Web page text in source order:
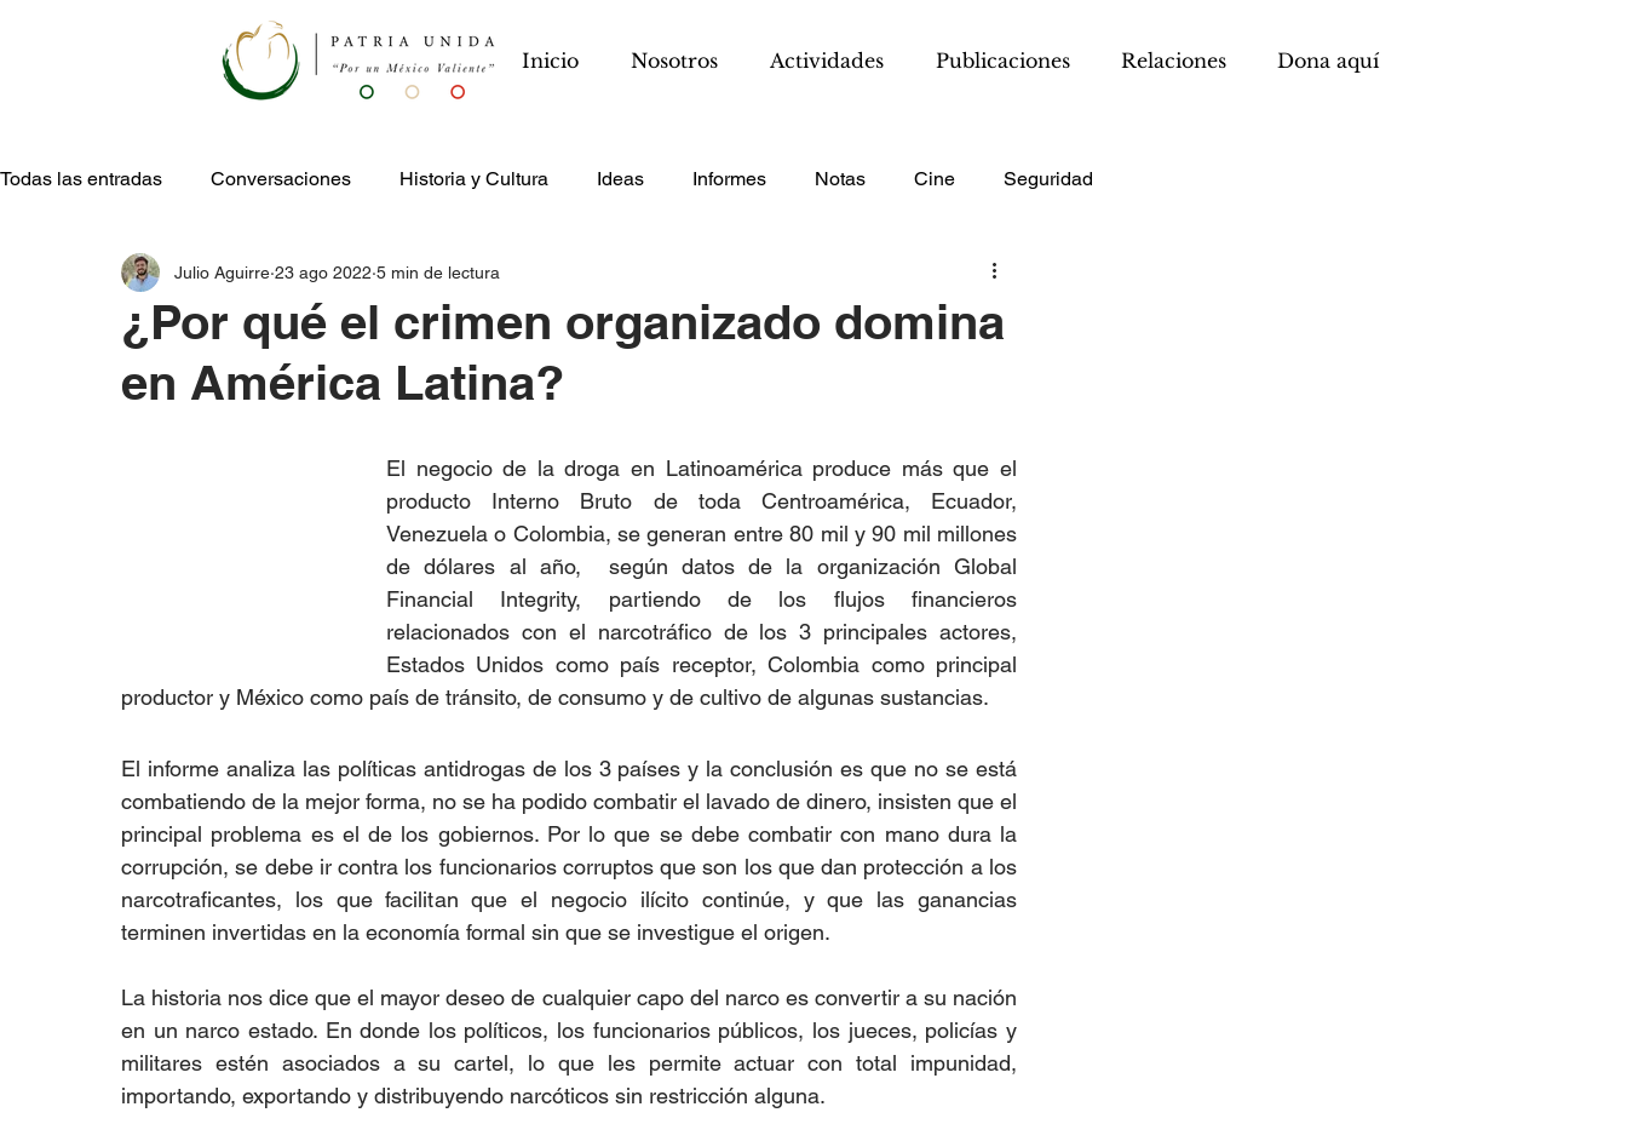
Inicio Nosotros Actividades Publicaciones Relaciones Dona aquí
Todas las entradas Conversaciones Historia y Cultura Ideas Informes Notas Cine Seguridad
Publicaciones Entretenimiento
¿Por qué el crimen organizado domina
en América Latina?
Julio Aguirre 23 ago 2022 5 min de lectura
El negocio de la droga en Latinoamérica produce más que el
producto Interno Bruto de toda Centroamérica, Ecuador,
Venezuela o Colombia, se generan entre 80 mil y 90 mil millones
de dólares al año,  según datos de la organización Global
Financial Integrity, partiendo de los flujos financieros
relacionados con el narcotráfico de los 3 principales actores,
Estados Unidos como país receptor, Colombia como principal
productor y México como país de tránsito, de consumo y de cultivo de algunas sustancias.
El informe analiza las políticas antidrogas de los 3 países y la conclusión es que no se está
combatiendo de la mejor forma, no se ha podido combatir el lavado de dinero, insisten que el
principal problema es el de los gobiernos. Por lo que se debe combatir con mano dura la
corrupción, se debe ir contra los funcionarios corruptos que son los que dan protección a los
narcotraficantes, los que facilitan que el negocio ilícito continúe, y que las ganancias
terminen invertidas en la economía formal sin que se investigue el origen.
La historia nos dice que el mayor deseo de cualquier capo del narco es convertir a su nación
en un narco estado. En donde los políticos, los funcionarios públicos, los jueces, policías y
militares estén asociados a su cartel, lo que les permite actuar con total impunidad,
importando, exportando y distribuyendo narcóticos sin restricción alguna.